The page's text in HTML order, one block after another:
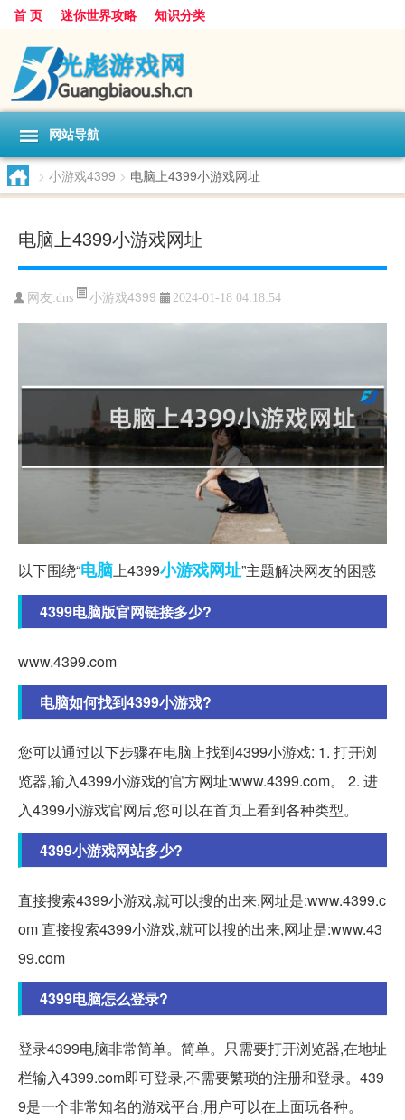
首 页 迷你世界攻略 知识分类
网站导航
> 小游戏4399 > 电脑上4399小游戏网址
电脑上4399小游戏网址
网友:dns 小游戏4399 2024-01-18 04:18:54
以下围绕“电脑上4399小游戏网址”主题解决网友的困惑
4399电脑版官网链接多少?
www.4399.com
电脑如何找到4399小游戏?
您可以通过以下步骤在电脑上找到4399小游戏: 1. 打开浏
览器,输入4399小游戏的官方网址:www.4399.com。 2. 进
入4399小游戏官网后,您可以在首页上看到各种类型。
4399小游戏网站多少?
直接搜索4399小游戏,就可以搜的出来,网址是:www.4399.c
om 直接搜索4399小游戏,就可以搜的出来,网址是:www.43
99.com
4399电脑怎么登录?
登录4399电脑非常简单。简单。只需要打开浏览器,在地址
栏输入4399.com即可登录,不需要繁琐的注册和登录。439
9是一个非常知名的游戏平台,用户可以在上面玩各种。